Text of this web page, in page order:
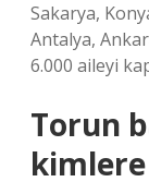
Sakarya,
Antalya,
6.000 aileyi
Torun